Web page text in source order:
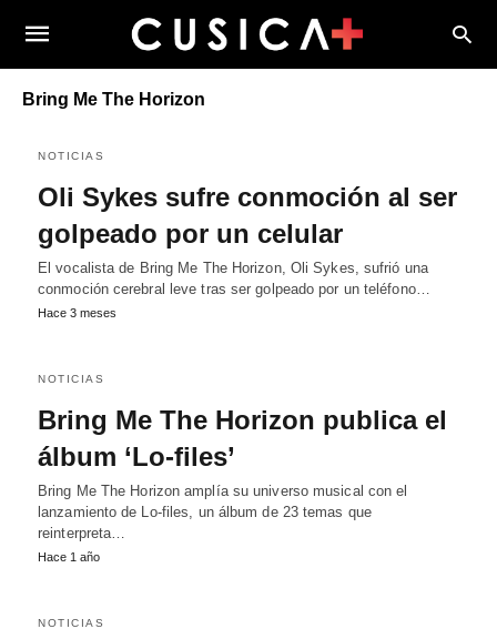
Bring Me The Horizon
NOTICIAS
Oli Sykes sufre conmoción al ser
golpeado por un celular
El vocalista de Bring Me The Horizon, Oli Sykes, sufrió una
conmoción cerebral leve tras ser golpeado por un teléfono…
Hace 3 meses
NOTICIAS
Bring Me The Horizon publica el
álbum ‘Lo-files’
Bring Me The Horizon amplía su universo musical con el
lanzamiento de Lo-files, un álbum de 23 temas que
reinterpreta…
Hace 1 año
NOTICIAS